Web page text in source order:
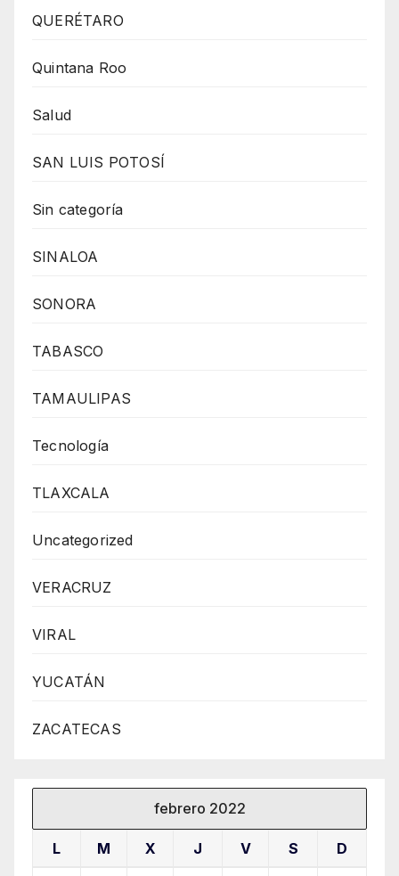
QUERÉTARO
Quintana Roo
Salud
SAN LUIS POTOSÍ
Sin categoría
SINALOA
SONORA
TABASCO
TAMAULIPAS
Tecnología
TLAXCALA
Uncategorized
VERACRUZ
VIRAL
YUCATÁN
ZACATECAS
febrero 2022
L M X J V S D